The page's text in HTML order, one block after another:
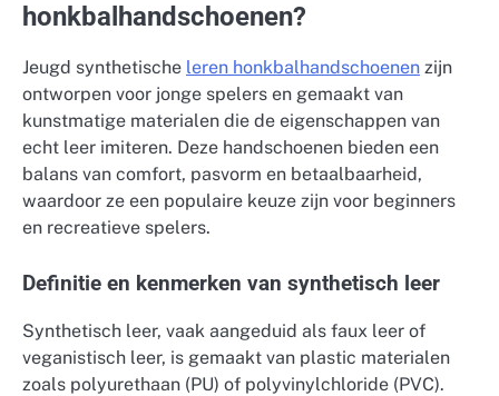
honkbalhandschoenen?
Jeugd synthetische leren honkbalhandschoenen zijn
ontworpen voor jonge spelers en gemaakt van
kunstmatige materialen die de eigenschappen van
echt leer imiteren. Deze handschoenen bieden een
balans van comfort, pasvorm en betaalbaarheid,
waardoor ze een populaire keuze zijn voor beginners
en recreatieve spelers.
Definitie en kenmerken van synthetisch leer
Synthetisch leer, vaak aangeduid als faux leer of
veganistisch leer, is gemaakt van plastic materialen
zoals polyurethaan (PU) of polyvinylchloride (PVC).